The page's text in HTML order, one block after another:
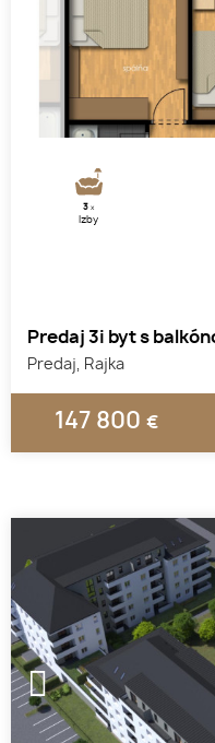
3x
Izby
Predaj 3i byt s
Predaj, Rajka
147 800 €